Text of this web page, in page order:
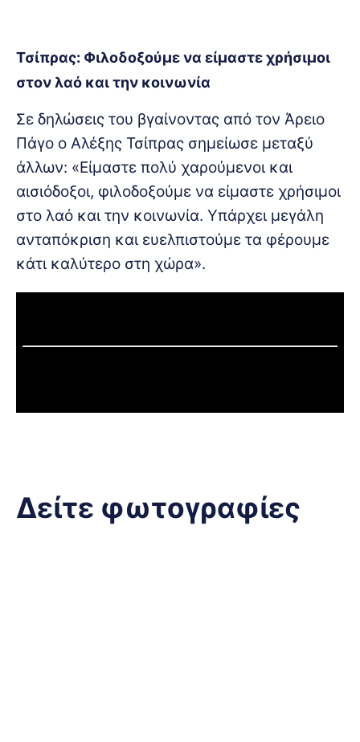
Τσίπρας: Φιλοδοξούμε να είμαστε χρήσιμοι
στον λαό και την κοινωνία
Σε δηλώσεις του βγαίνοντας από τον Άρειο
Πάγο ο Αλέξης Τσίπρας σημείωσε μεταξύ
άλλων: «Είμαστε πολύ χαρούμενοι και
αισιόδοξοι, φιλοδοξούμε να είμαστε χρήσιμοι
στο λαό και την κοινωνία. Υπάρχει μεγάλη
ανταπόκριση και ευελπιστούμε τα φέρουμε
κάτι καλύτερο στη χώρα».
Δείτε φωτογραφίες